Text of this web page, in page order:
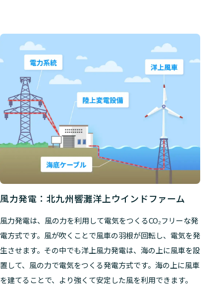
風力発電：北九州響灘洋上ウインドファーム
風力発電は、風の力を利用して電気をつくるCO₂フリーな発
電方式です。風が吹くことで風車の羽根が回転し、電気を発
生させます。その中でも洋上風力発電は、海の上に風車を設
置して、風の力で電気をつくる発電方式です。海の上に風車
を建てることで、より強くて安定した風を利用できます。